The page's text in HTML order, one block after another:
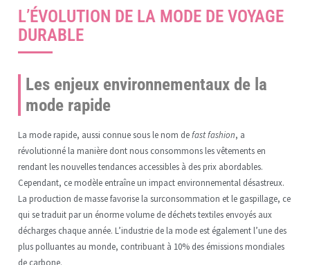
L’ÉVOLUTION DE LA MODE DE VOYAGE
DURABLE
Les enjeux environnementaux de la
mode rapide
La mode rapide, aussi connue sous le nom defast fashion, a
révolutionné la manière dont nous consommons les vêtements en
rendant les nouvelles tendances accessibles à des prix abordables.
Cependant, ce modèle entraîne un impact environnemental désastreux.
La production de masse favorise la surconsommation et le gaspillage, ce
qui se traduit par un énorme volume de déchets textiles envoyés aux
décharges chaque année. L’industrie de la mode est également l’une des
plus polluantes au monde, contribuant à 10% des émissions mondiales
de carbone.